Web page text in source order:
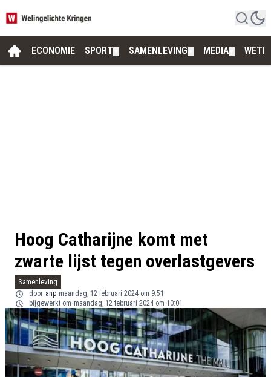
ECONOMIE SPORT SAMENLEVING MEDIA
Hoog Catharijne komt met
zwarte lijst tegen overlastgevers
Samenleving
door anp maandag, 12 februari 2024 om 9:51
bijgewerkt om maandag, 12 februari 2024 om 10:01